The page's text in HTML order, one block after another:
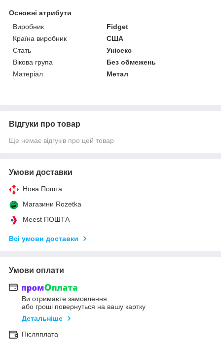
Основні атрибути
Виробник
Fidget
Країна виробник
США
Стать
Унісекс
Вікова група
Без обмежень
Матеріал
Метал
Відгуки про товар
Ще немає відгуків про цей товар
Умови доставки
Нова Пошта
Магазини Rozetka
Meest ПОШТА
Всі умови доставки
Умови оплати
Ви отримаєте замовлення
або гроші повернуться на вашу картку
Детальніше
Післяплата